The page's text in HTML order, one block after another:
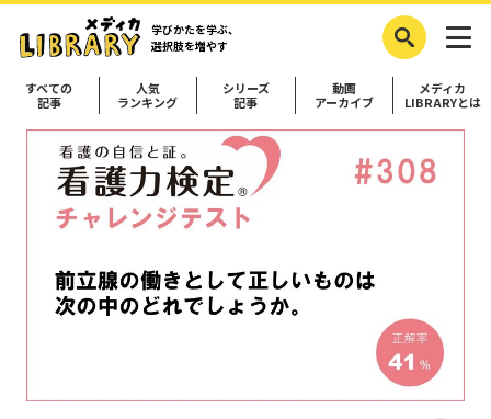
学びかたを学ぶ、
選択肢を増やす
すべての
記事
人気
ランキング
シリーズ
記事
動画
アーカイブ
メディカ
LIBRARYとは